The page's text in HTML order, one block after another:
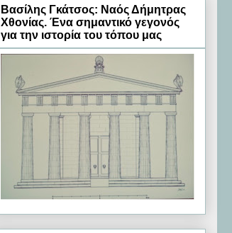
Βασίλης Γκάτσος: Ναός Δήμητρας
Χθονίας. Ένα σημαντικό γεγονός
για την ιστορία του τόπου μας